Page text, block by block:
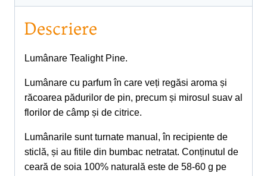
Descriere
Lumânare Tealight Pine.
Lumânare cu parfum în care veți regăsi aroma și
răcoarea pădurilor de pin, precum și mirosul suav al
florilor de câmp și de citrice.
Lumânarile sunt turnate manual, în recipiente de
sticlă, și au fitile din bumbac netratat. Conținutul de
ceară de soia 100% naturală este de 58-60 g pe